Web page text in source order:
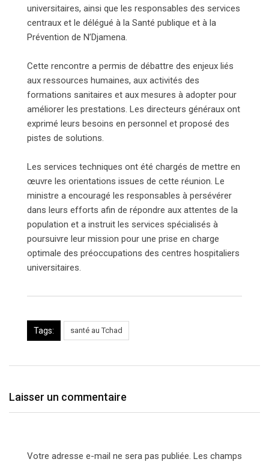
universitaires, ainsi que les responsables des services
centraux et le délégué à la Santé publique et à la
Prévention de N’Djamena.
Cette rencontre a permis de débattre des enjeux liés
aux ressources humaines, aux activités des
formations sanitaires et aux mesures à adopter pour
améliorer les prestations. Les directeurs généraux ont
exprimé leurs besoins en personnel et proposé des
pistes de solutions.
Les services techniques ont été chargés de mettre en
œuvre les orientations issues de cette réunion. Le
ministre a encouragé les responsables à persévérer
dans leurs efforts afin de répondre aux attentes de la
population et a instruit les services spécialisés à
poursuivre leur mission pour une prise en charge
optimale des préoccupations des centres hospitaliers
universitaires.
Tags: santé au Tchad
Laisser un commentaire
Votre adresse e-mail ne sera pas publiée. Les champs